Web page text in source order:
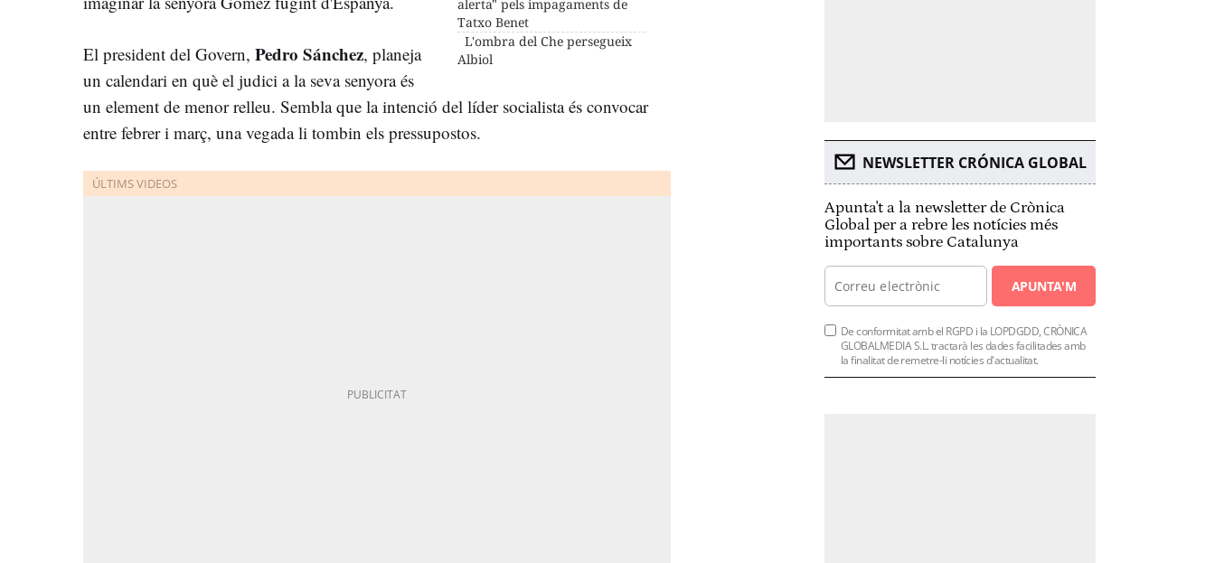
alerta" pels impagaments de
Tatxo Benet
L'ombra del Che persegueix
Albiol
El president del Govern, Pedro Sánchez, planeja
un calendari en què el judici a la seva senyora és
un element de menor relleu. Sembla que la intenció del líder socialista és convocar
entre febrer i març, una vegada li tombin els pressupostos.
NEWSLETTER CRÓNICA GLOBAL
Apunta't a la newsletter de Crònica
Global per a rebre les notícies més
importants sobre Catalunya
APUNTA'M
De conformitat amb el RGPD i la LOPDGDD, CRÒNICA
GLOBALMEDIA S.L. tractarà les dades facilitades amb
la finalitat de remetre-li notícies d'actualitat.